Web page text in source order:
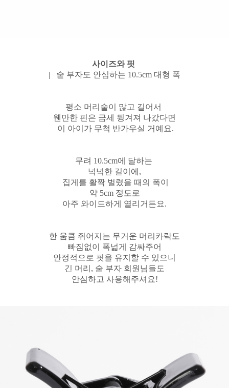
사이즈와 핏
| 숱 부자도 안심하는 10.5cm 대형 폭
평소 머리숱이 많고 길어서
웬만한 핀은 금세 튕겨져 나갔다면
이 아이가 무척 반가우실 거예요.
무려 10.5cm에 달하는
넉넉한 길이에,
집게를 활짝 벌렸을 때의 폭이
약 5cm 정도로
아주 와이드하게 열리거든요.
한 움큼 쥐어지는 무거운 머리카락도
빠짐없이 폭넓게 감싸주어
안정적으로 핏을 유지할 수 있으니
긴 머리, 숱 부자 회원님들도
안심하고 사용해주셔요!